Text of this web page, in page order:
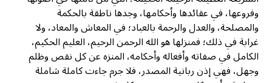
وفروعها، في عقائدها وأحكامها، وجدها ناطقة بالحكمة
والمصلحة، والعدل والرحمة بالعباد؛ في المعاش والمعاد، ولا
غرابة في ذلك؛ فمنزلها هو الله الرحمن الرحيم، العليم الحكيم،
الكامل في صفاته وأفعاله وأحكامه، المنزه عن كل نقص وظلم
وجهل، فهي إذن ربانية المصدر، فلا جرم جاءت كاملة شاملة